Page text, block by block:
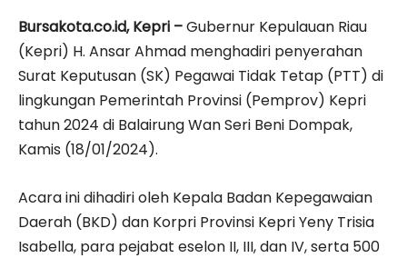
Bursakota.co.id, Kepri –Gubernur Kepulauan Riau
(Kepri) H. Ansar Ahmad menghadiri penyerahan
Surat Keputusan (SK) Pegawai Tidak Tetap (PTT) di
lingkungan Pemerintah Provinsi (Pemprov) Kepri
tahun 2024 di Balairung Wan Seri Beni Dompak,
Kamis (18/01/2024).
Acara ini dihadiri oleh Kepala Badan Kepegawaian
Daerah (BKD) dan Korpri Provinsi Kepri Yeny Trisia
Isabella, para pejabat eselon II, III, dan IV, serta 500